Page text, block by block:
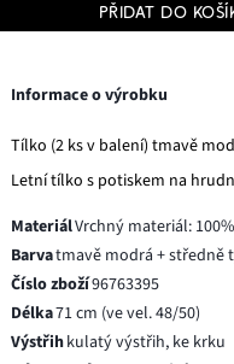
PŘIDAT DO
Informace o výrobku
Tílko (2 ks v balení) tmavě
Letní tílko s potiskem na
MateriálVrchný materiál:
Barvatmavě modrá + středně
Číslo zboží96763395
Délka71 cm (ve vel. 48/50)
Výstřihkulatý výstřih, ke krku